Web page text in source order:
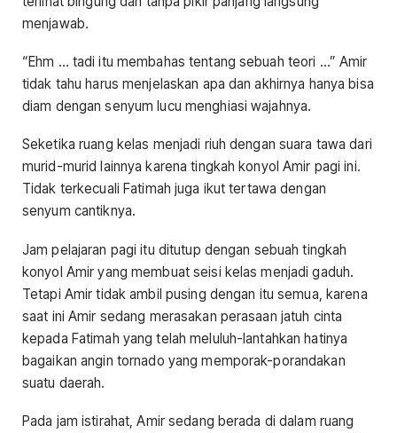
menjawab.
“Ehm … tadi itu membahas tentang sebuah teori …” Amir
tidak tahu harus menjelaskan apa dan akhirnya hanya bisa
diam dengan senyum lucu menghiasi wajahnya.
Seketika ruang kelas menjadi riuh dengan suara tawa dari
murid-murid lainnya karena tingkah konyol Amir pagi ini.
Tidak terkecuali Fatimah juga ikut tertawa dengan
senyum cantiknya.
Jam pelajaran pagi itu ditutup dengan sebuah tingkah
konyol Amir yang membuat seisi kelas menjadi gaduh.
Tetapi Amir tidak ambil pusing dengan itu semua, karena
saat ini Amir sedang merasakan perasaan jatuh cinta
kepada Fatimah yang telah meluluh-lantahkan hatinya
bagaikan angin tornado yang memporak-porandakan
suatu daerah.
Pada jam istirahat, Amir sedang berada di dalam ruang